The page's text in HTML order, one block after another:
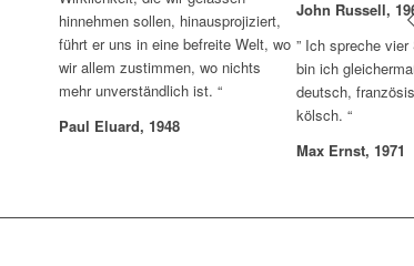
hinnehmen sollen, hinausprojiziert,
führt er uns in eine befreite Welt, wo
wir allem zustimmen, wo nichts
mehr unverständlich ist. “
Paul Eluard, 1948
John Russell,
” Ich spreche vier
bin ich
deutsch,
kölsch. “
Max Ernst, 1971